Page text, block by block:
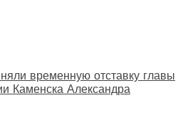
временную отставку главы
Каменска Александра